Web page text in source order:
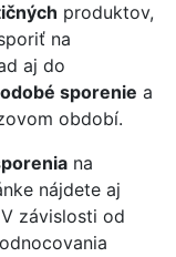
produktov,
na
aj do
sporenie a
období.
na
nájdete aj
závislosti od